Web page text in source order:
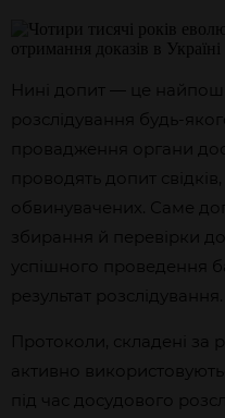
Нині допит — це
розслідування будь-
провадження органи
проводять допит
обвинувачених. Саме
збирання й перевірки
успішного проведення
результат розслідування.
Протоколи, складені за
активно
під час досудового